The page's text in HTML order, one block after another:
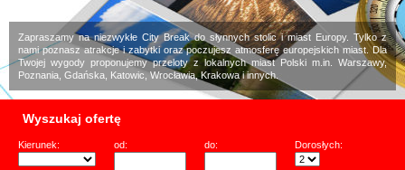
Zapraszamy na niezwykłe City Break do słynnych stolic i miast Europy. Tylko z
nami poznasz atrakcje i zabytki oraz poczujesz atmosferę europejskich miast. Dla
Twojej wygody proponujemy przeloty z lokalnych miast Polski m.in. Warszawy,
Poznania, Gdańska, Katowic, Wrocławia, Krakowa i innych.
Wyszukaj ofertę
Kierunek: od: do: Dorosłych: